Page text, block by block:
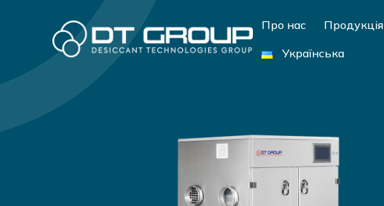
Про нас Продукція
Українська